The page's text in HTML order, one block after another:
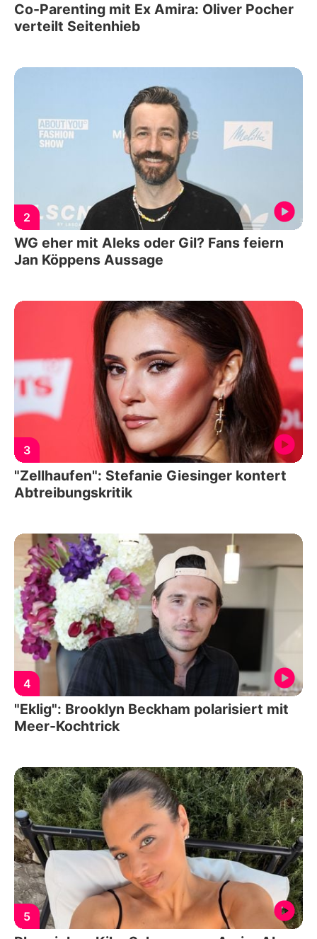
Co-Parenting mit Ex Amira: Oliver Pocher
verteilt Seitenhieb
2
WG eher mit Aleks oder Gil? Fans feiern
Jan Köppens Aussage
3
"Zellhaufen": Stefanie Giesinger kontert
Abtreibungskritik
4
"Eklig": Brooklyn Beckham polarisiert mit
Meer-Kochtrick
5